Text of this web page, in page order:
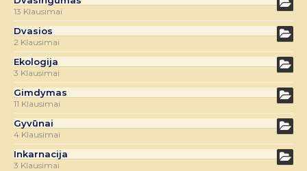
13 Klausimai
Dvasios
2 Klausimai
Ekologija
3 Klausimai
Gimdymas
11 Klausimai
Gyvūnai
4 Klausimai
Inkarnacija
3 Klausimai